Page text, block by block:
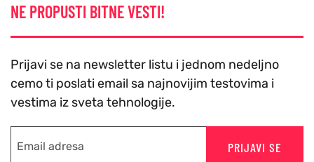
NE PROPUSTI BITNE VESTI!
Prijavi se na newsletter listu i jednom nedeljno
cemo ti poslati email sa najnovijim testovima i
vestima iz sveta tehnologije.
PRIJAVI SE